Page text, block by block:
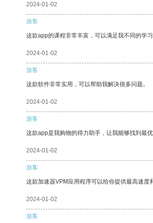
2024-01-02
游客
这款app的课程非常丰富，可以满足我不同的学
2024-01-02
游客
这款软件非常实用，可以帮助我解决很多问题。
2024-01-02
游客
这款app是我购物的得力助手，让我能够找到最
2024-01-02
游客
这款加速器VPM应用程序可以给你提供最高速度
2024-01-02
游客